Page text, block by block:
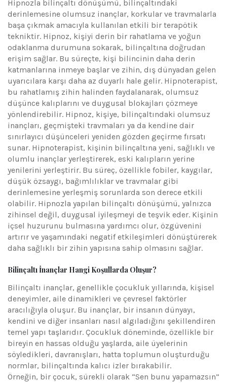
Hipnozla bilinçaltı dönüşümü, bilinçaltındaki
derinlemesine olumsuz inançlar, korkular ve travmalarla
başa çıkmak amacıyla kullanılan etkili bir terapötik
tekniktir. Hipnoz, kişiyi derin bir rahatlama ve yoğun
odaklanma durumuna sokarak, bilinçaltına doğrudan
erişim sağlar. Bu süreçte, kişi bilincinin daha derin
katmanlarına inmeye başlar ve zihin, dış dünyadan gelen
uyarıcılara karşı daha az duyarlı hale gelir. Hipnoterapist,
bu rahatlamış zihin halinden faydalanarak, olumsuz
düşünce kalıplarını ve duygusal blokajları çözmeye
yönlendirebilir. Hipnoz, kişiye, bilinçaltındaki olumsuz
inançları, geçmişteki travmaları ya da kendine dair
sınırlayıcı düşünceleri yeniden gözden geçirme fırsatı
sunar. Hipnoterapist, kişinin bilinçaltına yeni, sağlıklı ve
olumlu inançlar yerleştirerek, eski kalıpların yerine
yenilerini yerleştirir. Bu süreç, özellikle fobiler, kaygılar,
düşük özsaygı, bağımlılıklar ve travmalar gibi
derinlemesine yerleşmiş sorunlarda son derece etkili
olabilir. Hipnozla yapılan bilinçaltı dönüşümü, yalnızca
zihinsel değil, duygusal iyileşmeyi de teşvik eder. Kişinin
içsel huzurunu bulmasına yardımcı olur, özgüvenini
artırır ve yaşamındaki negatif etkileşimleri dönüştürerek
daha sağlıklı bir zihin yapısına sahip olmasını sağlar.
Bilinçaltı İnançlar Hangi Koşullarda Oluşur?
Bilinçaltı inançlar, genellikle çocukluk yıllarında, kişisel
deneyimler, aile dinamikleri ve çevresel faktörler
aracılığıyla oluşur. Bu inançlar, bir insanın dünyayı,
kendini ve diğer insanları nasıl algıladığını şekillendiren
temel yapı taşlarıdır. Çocukluk döneminde, özellikle bir
bireyin en hassas olduğu yaşlarda, aile üyelerinin
söyledikleri, davranışları, hatta toplumun oluşturduğu
normlar, bilinçaltında kalıcı izler bırakabilir.
Örneğin, bir çocuk, sürekli olarak “Sen bunu yapamazsın”